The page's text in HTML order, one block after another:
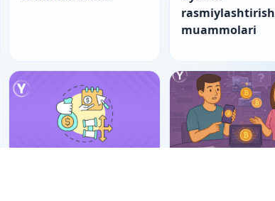
rasmiylashtirish
muammolari